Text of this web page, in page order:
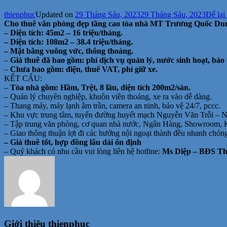
thienphucUpdated on 29 Tháng Sáu, 202329 Tháng Sáu, 2023Để lại
Cho thuê văn phòng đẹp tầng cao tòa nhà MT Trương Quốc
– Diện tích: 45m2 – 16 triệu/tháng.
– Diện tích: 108m2 – 38.4 triệu/tháng.
– Mặt bằng vuông vức, thông thoáng.
– Giá thuê đã bao gồm: phí dịch vụ quản lý, nước sinh hoạt, bảo
– Chưa bao gồm: điện, thuế VAT, phí giữ xe.
KẾT CẤU:
– Tòa nhà gồm: Hầm, Trệt, 8 lầu, diện tích 200m2/sàn.
– Quản lý chuyên nghiệp, khuôn viên thoáng, xe ra vào dễ dàng.
– Thang máy, máy lạnh âm trần, camera an ninh, bảo vệ 24/7, pccc.
– Khu vực trung tâm, tuyến đường huyết mạch Nguyễn Văn Trỗi
– Tập trung văn phòng, cơ quan nhà nước, Ngân Hàng,
– Giao thông thuận lợi đi các hướng nội ngoại thành đều nhanh
– Giá thuê tốt, hợp đồng lâu dài ổn định
– Quý khách có nhu cầu vui lòng liên hệ hotline: Ms Diệp – BĐS
Giới thiệu thienphuc